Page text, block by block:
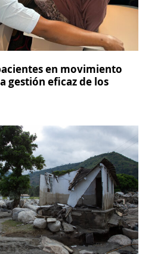
en movimiento
gestión eficaz de los